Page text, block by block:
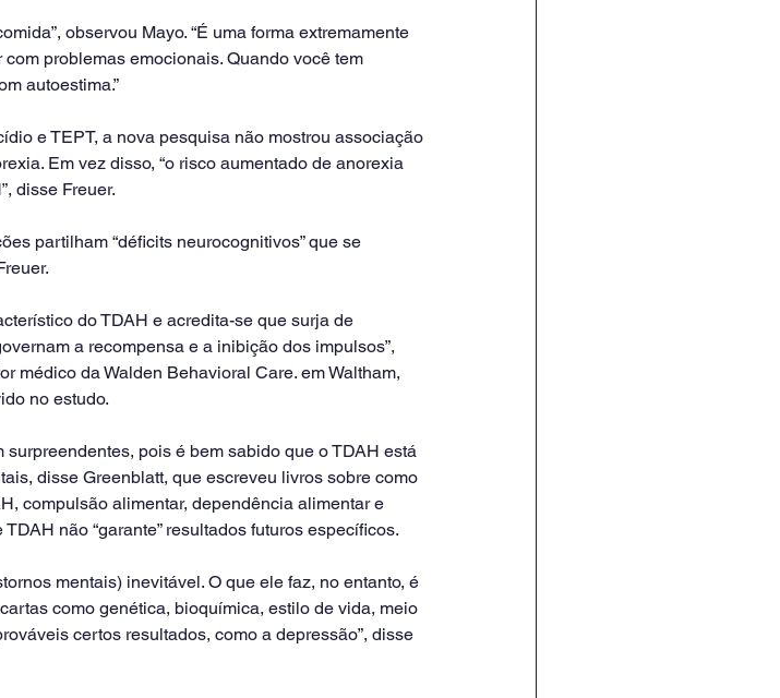
observou Mayo. “É uma forma extremamente
problemas emocionais. Quando você tem
autoestima.”
e TEPT, a nova pesquisa não mostrou associação
Em vez disso, “o risco aumentado de anorexia
disse Freuer.
partilham “déficits neurocognitivos” que se
do TDAH e acredita-se que surja de
a recompensa e a inibição dos impulsos”,
médico da Walden Behavioral Care. em Waltham,
no estudo.
pois é bem sabido que o TDAH está
disse Greenblatt, que escreveu livros sobre como
compulsão alimentar, dependência alimentar e
não “garante” resultados futuros específicos.
mentais) inevitável. O que ele faz, no entanto, é
como genética, bioquímica, estilo de vida, meio
​​certos resultados, como a depressão”, disse